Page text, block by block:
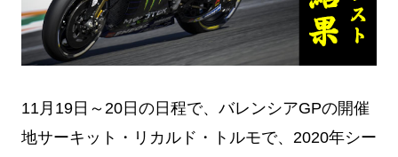
11月19日～20日の日程で、バレンシアGPの開催
地サーキット・リカルド・トルモで、2020年シー